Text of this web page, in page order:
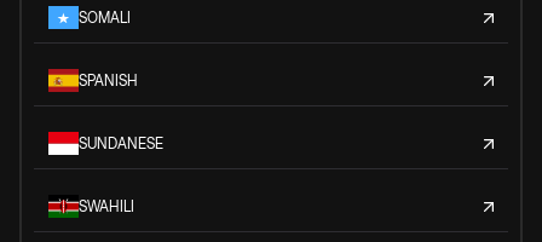
SOMALI
SPANISH
SUNDANESE
SWAHILI